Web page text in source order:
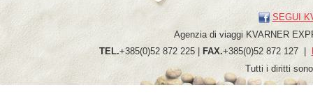
SEGUI
Agenzia di viaggi KVARNER
TEL.+385(0)52 872 225 | FAX.+385(0)52 872 127 |
Tutti i diritti